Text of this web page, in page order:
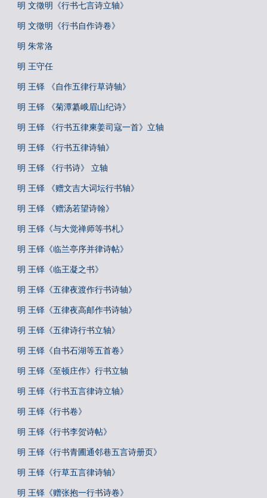
明 文徵明《行书七言诗立轴》
明 文徵明《行书自作诗卷》
明 朱常洛
明 王守任
明 王铎 《自作五律行草诗轴》
明 王铎 《菊潭纂峨眉山纪诗》
明 王铎 《行书五律柬姜司寇一首》立轴
明 王铎 《行书五律诗轴》
明 王铎 《行书诗》 立轴
明 王铎 《赠文吉大词坛行书轴》
明 王铎 《赠汤若望诗翰》
明 王铎《与大觉禅师等书札》
明 王铎《临兰亭序并律诗帖》
明 王铎《临王凝之书》
明 王铎《五律夜渡作行书诗轴》
明 王铎《五律夜高邮作书诗轴》
明 王铎《五律诗行书立轴》
明 王铎《自书石湖等五首卷》
明 王铎《至顿庄作》行书立轴
明 王铎《行书五言律诗立轴》
明 王铎《行书卷》
明 王铎《行书李贺诗帖》
明 王铎《行书青圃通邻巷五言诗册页》
明 王铎《行草五言律诗轴》
明 王铎《赠张抱一行书诗卷》